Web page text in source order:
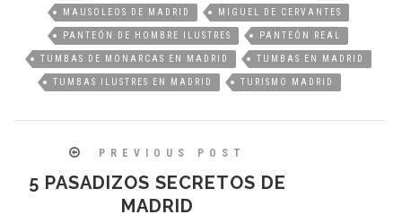
MAUSOLEOS DE MADRID MIGUEL DE CERVANTES
PANTEÓN DE HOMBRE ILUSTRES PANTEÓN REAL
TUMBAS DE MONARCAS EN MADRID TUMBAS EN MADRID
TUMBAS ILUSTRES EN MADRID TURISMO MADRID
PREVIOUS POST
5 PASADIZOS SECRETOS DE
MADRID